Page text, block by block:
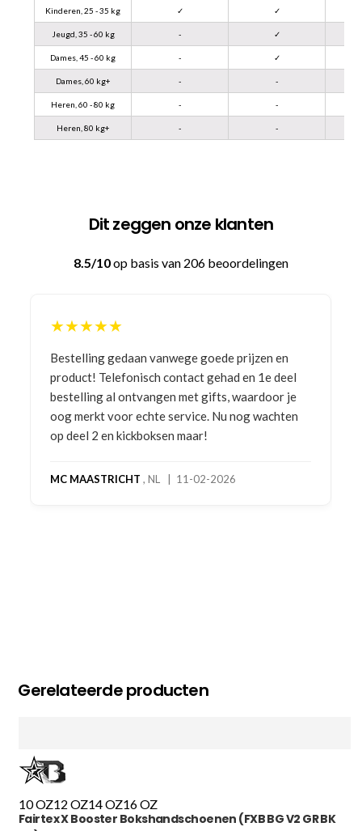
Kinderen, 25 - 35 kg ✓ ✓
Jeugd, 35 - 60 kg - ✓
Dames, 45 - 60 kg - ✓
Dames, 60 kg+ - -
Heren, 60 - 80 kg - -
Heren, 80 kg+ - -
Dit zeggen onze klanten
8.5/10op basis van 206 beoordelingen
★★★★★
Bestelling gedaan vanwege goede prijzen en
product! Telefonisch contact gehad en 1e deel
bestelling al ontvangen met gifts, waardoor je
oog merkt voor echte service. Nu nog wachten
op deel 2 en kickboksen maar!
MC MAASTRICHT , NL | 11-02-2026
Gerelateerde producten
10 OZ12 OZ14 OZ16 OZ
Fairtex X Booster Bokshandschoenen (FXB BG V2 GR BK